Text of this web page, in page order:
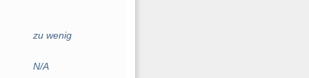
zu wenig
N/A